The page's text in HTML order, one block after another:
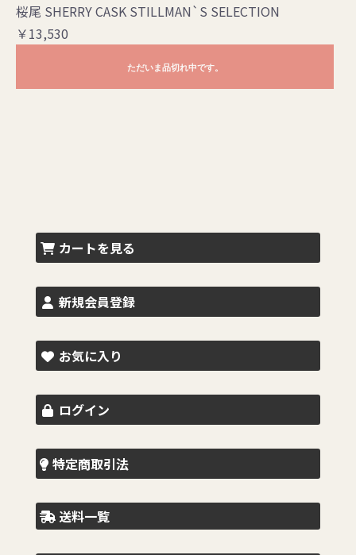
桜尾 SHERRY CASK STILLMAN`S SELECTION
￥13,530
ただいま品切れ中です。
カートを見る
新規会員登録
お気に入り
ログイン
特定商取引法
送料一覧